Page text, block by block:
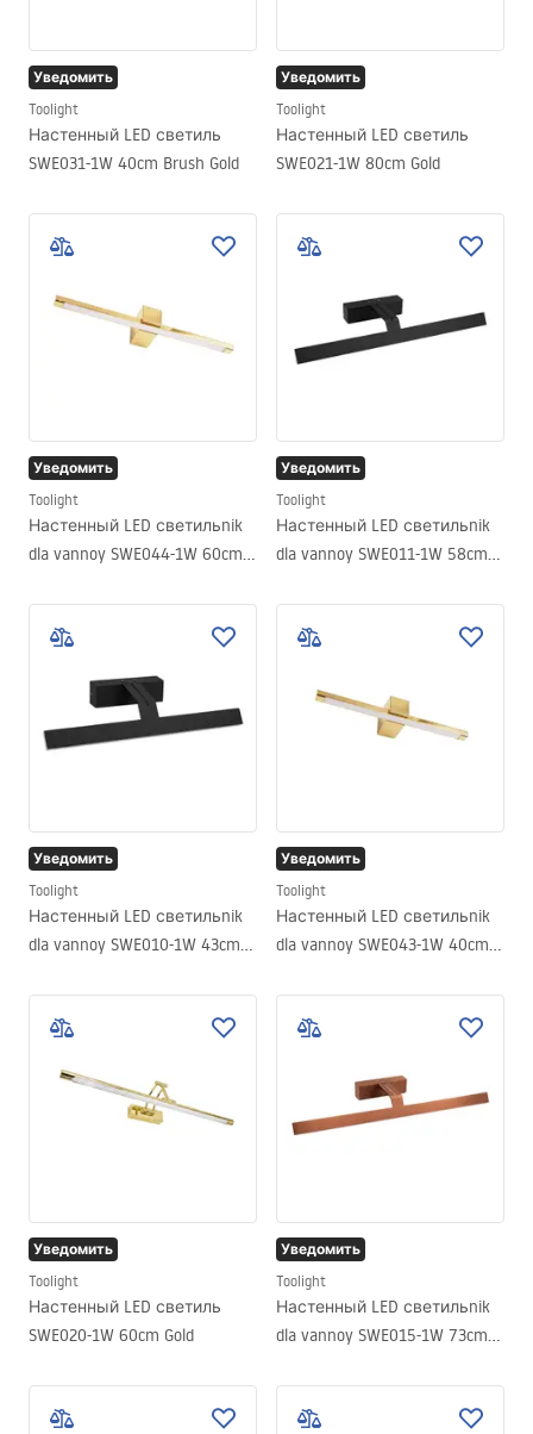
Уведомить
Toolight
Настенный LED светиль
SWE031-1W 40cm Brush Gold
Уведомить
Toolight
Настенный LED светиль
SWE021-1W 80cm Gold
Уведомить
Toolight
Настенный LED светильnik
dla vannoy SWE044-1W 60cm
Уведомить
Toolight
Настенный LED светильnik
dla vannoy SWE011-1W 58cm
Уведомить
Toolight
Настенный LED светильnik
dla vannoy SWE010-1W 43cm
Уведомить
Toolight
Настенный LED светильnik
dla vannoy SWE043-1W 40cm
Уведомить
Toolight
Настенный LED светиль
SWE020-1W 60cm Gold
Уведомить
Toolight
Настенный LED светильnik
dla vannoy SWE015-1W 73cm